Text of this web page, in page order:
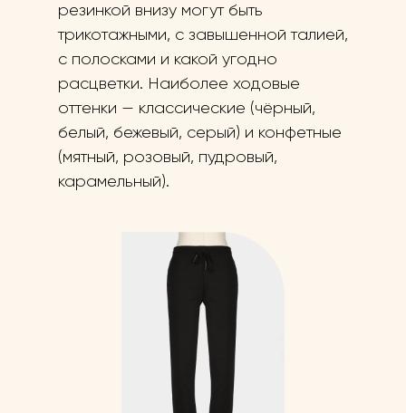
резинкой внизу могут быть
трикотажными, с завышенной талией,
с полосками и какой угодно
расцветки. Наиболее ходовые
оттенки — классические (чёрный,
белый, бежевый, серый) и конфетные
(мятный, розовый, пудровый,
карамельный).